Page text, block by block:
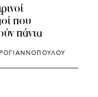
που
πάντα